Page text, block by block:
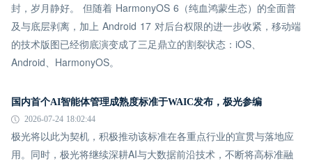
封，岁月静好。 但随着 HarmonyOS 6（纯血鸿蒙生态）的全面普
及与底层剥离，加上 Android 17 对后台权限的进一步收紧，移动端
的技术版图已经彻底演变成了三足鼎立的割裂状态：iOS、
Android、HarmonyOS。
国内首个AI智能体管理成熟度标准于WAIC发布，极光参编
2026-07-24 18:02:44
极光将以此为契机，积极推动该标准在各重点行业的宣贯与落地应
用。同时，极光将继续深耕AI与大数据前沿技术，不断将高标准融